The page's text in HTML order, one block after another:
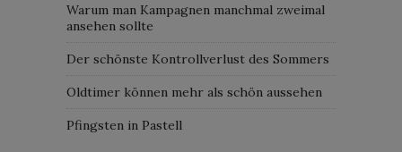
Warum man Kampagnen manchmal zweimal
ansehen sollte
Der schönste Kontrollverlust des Sommers
Oldtimer können mehr als schön aussehen
Pfingsten in Pastell